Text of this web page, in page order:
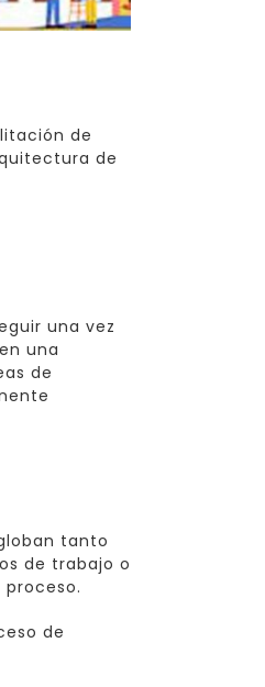
de
de
una vez
una
de
tanto
de trabajo o
de